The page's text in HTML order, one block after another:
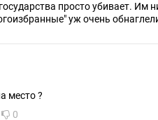
просто убивает. Им
уж очень
место ?
0